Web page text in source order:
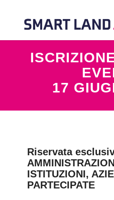
17
Riservata
ISTITUZIONI,
PARTECIPATE